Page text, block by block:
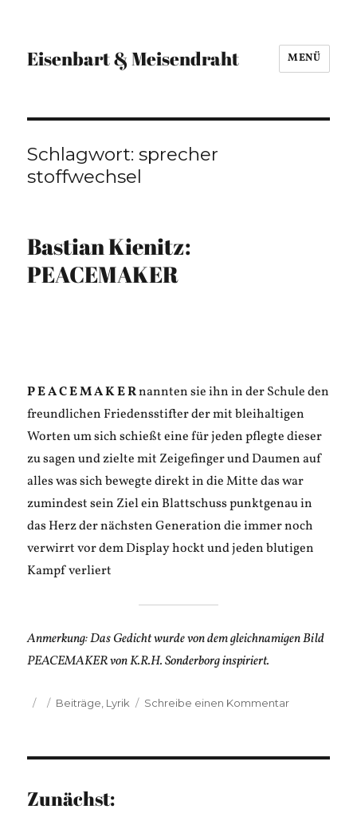
Eisenbart & Meisendraht MENÜ
Schlagwort:sprecher
stoffwechsel
Bastian Kienitz:
PEACEMAKER
P E A C E M A K E Rnannten sie ihn in der Schule den
freundlichen Friedensstifter der mit bleihaltigen
Worten um sich schießt eine für jeden pflegte dieser
zu sagen und zielte mit Zeigefinger und Daumen auf
alles was sich bewegte direkt in die Mitte das war
zumindest sein Ziel ein Blattschuss punktgenau in
das Herz der nächsten Generation die immer noch
verwirrt vor dem Display hockt und jeden blutigen
Kampf verliert
Anmerkung: Das Gedicht wurde von dem gleichnamigen Bild
PEACEMAKER von K.R.H. Sonderborg inspiriert.
Veröffentlicht
Kategorien
Beiträge Lyrik Schreibe einen Kommentarzu
Zunächst: